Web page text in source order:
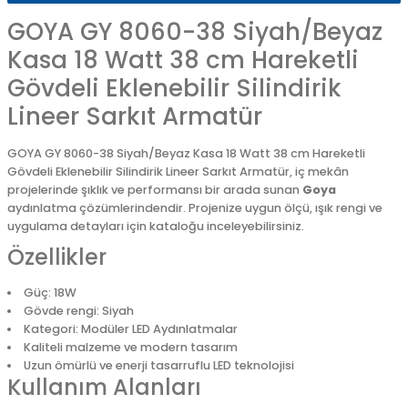
GOYA GY 8060-38 Siyah/Beyaz
Kasa 18 Watt 38 cm Hareketli
Gövdeli Eklenebilir Silindirik
Lineer Sarkıt Armatür
GOYA GY 8060-38 Siyah/Beyaz Kasa 18 Watt 38 cm Hareketli
Gövdeli Eklenebilir Silindirik Lineer Sarkıt Armatür, iç mekân
projelerinde şıklık ve performansı bir arada sunan Goya
aydınlatma çözümlerindendir. Projenize uygun ölçü, ışık rengi ve
uygulama detayları için kataloğu inceleyebilirsiniz.
Özellikler
Güç: 18W
Gövde rengi: Siyah
Kategori: Modüler LED Aydınlatmalar
Kaliteli malzeme ve modern tasarım
Uzun ömürlü ve enerji tasarruflu LED teknolojisi
Kullanım Alanları